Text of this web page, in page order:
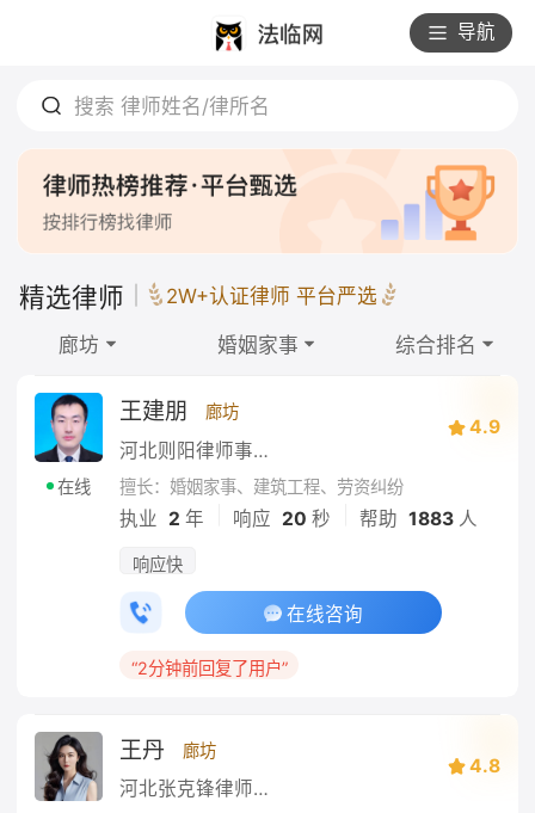
导航
搜索 律师姓名/律所名
精选律师 2W+认证律师 平台严选
廊坊 婚姻家事 综合排名
在线
王建朋 廊坊
河北则阳律师事务所
4.9
擅长：婚姻家事、建筑工程、劳资纠纷
执业 2 年 响应 20 秒 帮助 1883人
响应快
在线咨询
“2分钟前回复了用户”
王丹 廊坊
河北张克锋律师事务所
4.8